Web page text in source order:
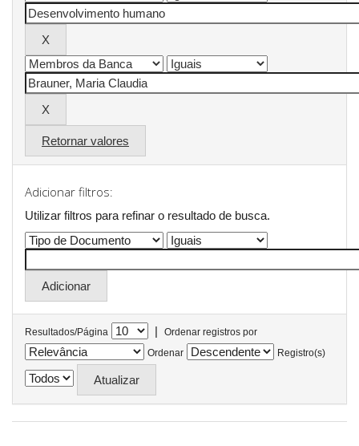
Retornar valores
Adicionar filtros:
Utilizar filtros para refinar o resultado de busca.
Resultados/Página |
Ordenar registros por
Ordenar
Registro(s)